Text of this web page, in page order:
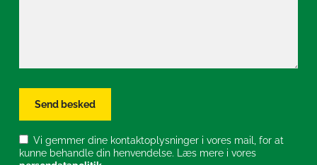
Vi gemmer dine kontaktoplysninger i vores mail, for at
kunne behandle din henvendelse. Læs mere i vores